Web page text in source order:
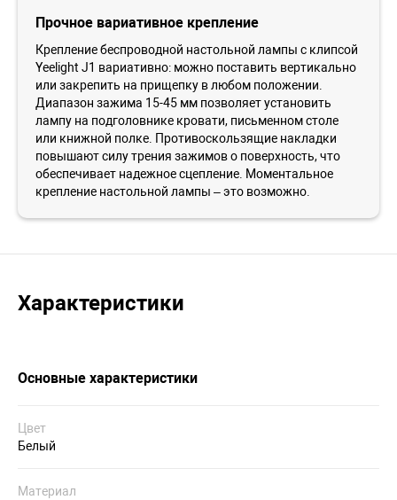
Прочное вариативное крепление
Крепление беспроводной настольной лампы с клипсой
Yeelight J1 вариативно: можно поставить вертикально
или закрепить на прищепку в любом положении.
Диапазон зажима 15-45 мм позволяет установить
лампу на подголовнике кровати, письменном столе
или книжной полке. Противоскользящие накладки
повышают силу трения зажимов о поверхность, что
обеспечивает надежное сцепление. Моментальное
крепление настольной лампы – это возможно.
Характеристики
Основные характеристики
Цвет
Белый
Материал